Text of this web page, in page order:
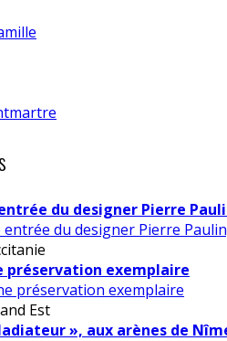
du designer Pierre
préservation exemplaire
Est
», aux arènes de